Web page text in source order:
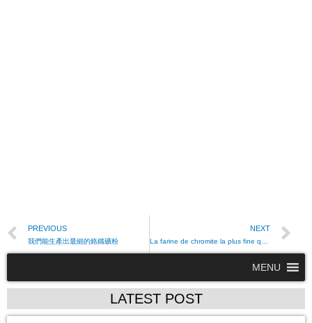
PREVIOUS
我們能生產出最細的鉻鐵礦粉
NEXT
La farine de chromite la plus fine que nous pouvons produire
MENU
LATEST POST